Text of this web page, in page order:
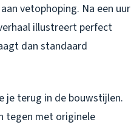
vetophoping. Na een uur
illustreert perfect
dan standaard
je terug in de bouwstijlen.
tegen met originele